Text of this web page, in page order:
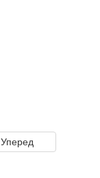
Уперед